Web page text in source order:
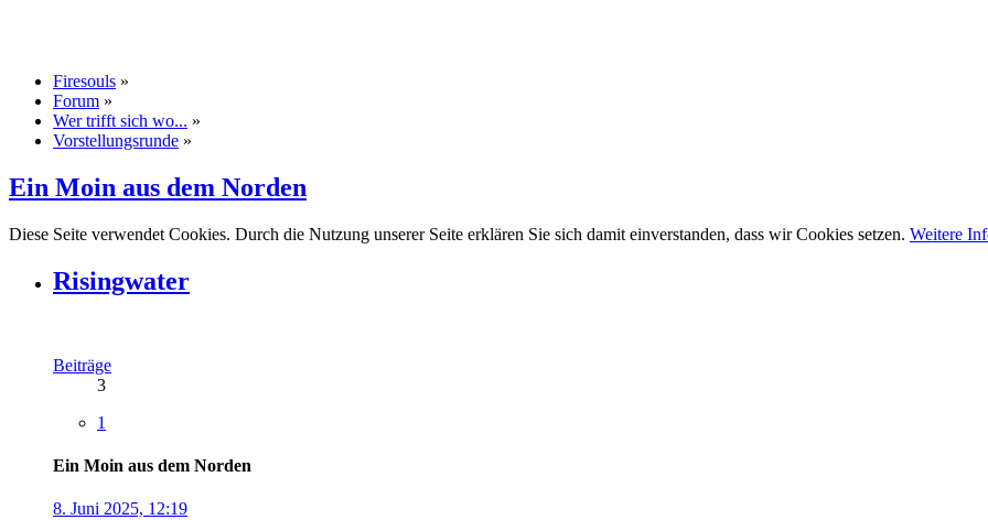
Firesouls »
Forum »
Wer trifft sich wo... »
Vorstellungsrunde »
Ein Moin aus dem Norden
Diese Seite verwendet Cookies. Durch die Nutzung unserer Seite erklären Sie sich damit einverstanden, dass wir Cookies setzen. Weitere
Risingwater
Beiträge
3
1
Ein Moin aus dem Norden
8. Juni 2025, 12:19